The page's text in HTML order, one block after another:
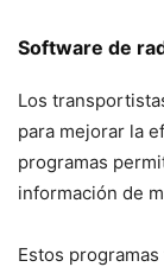
Software de
Los
para mejorar la
programas
información de
Estos